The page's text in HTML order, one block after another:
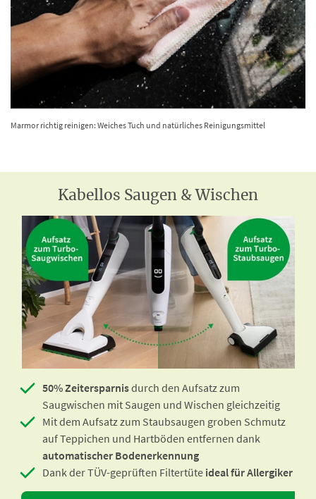
Marmor richtig reinigen: Weiches Tuch und natürliches Reinigungsmittel
Kabellos Saugen & Wischen
50% Zeitersparnisdurch den Aufsatz zum
Saugwischen mit Saugen und Wischen gleichzeitig
Mit dem Aufsatz zum Staubsaugen groben Schmutz
auf Teppichen und Hartböden entfernen dank
automatischer Bodenerkennung
Dank der TÜV-geprüften Filtertüte ideal für Allergiker